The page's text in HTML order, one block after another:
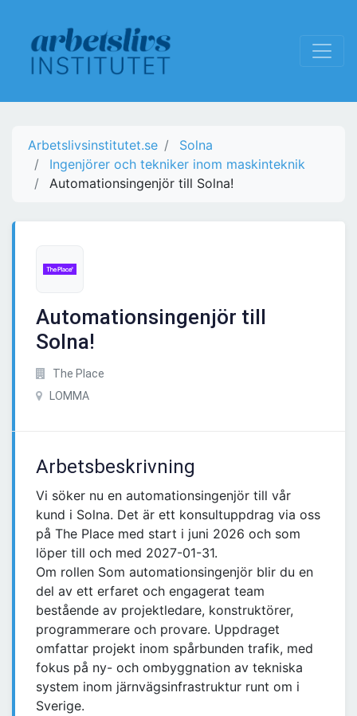
Arbetslivsinstitutet.se
Solna
Ingenjörer och tekniker inom maskinteknik
Automationsingenjör till Solna!
Automationsingenjör till
Solna!
The Place
LOMMA
Arbetsbeskrivning
Vi söker nu en automationsingenjör till vår
kund i Solna. Det är ett konsultuppdrag via oss
på The Place med start i juni 2026 och som
löper till och med 2027-01-31.
Om rollen Som automationsingenjör blir du en
del av ett erfaret och engagerat team
bestående av projektledare, konstruktörer,
programmerare och provare. Uppdraget
omfattar projekt inom spårbunden trafik, med
fokus på ny- och ombyggnation av tekniska
system inom järnvägsinfrastruktur runt om i
Sverige.